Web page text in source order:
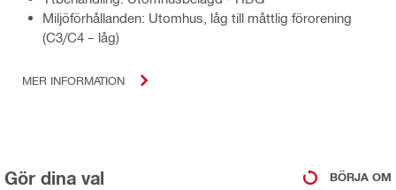
Miljöförhållanden: Utomhus, låg till måttlig förorening
(C3/C4 – låg)
MER INFORMATION
Gör dina val BÖRJA OM